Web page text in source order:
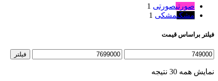
صورتیصورتی 1
مشکیمشکی 1
فیلتر براساس قیمت
حداقل
حداکثر
فیلتر
نمایش همه 30 نتیجه